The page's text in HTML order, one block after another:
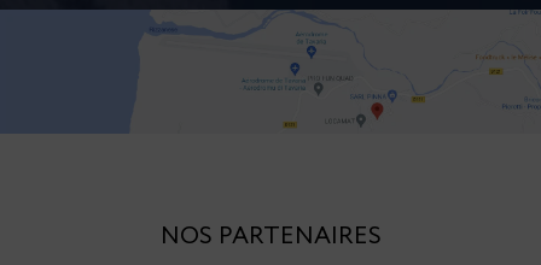
NOS PARTENAIRES